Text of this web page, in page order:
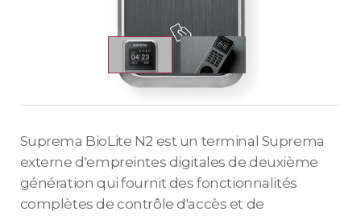
Suprema BioLite N2 est un terminal Suprema
externe d'empreintes digitales de deuxième
génération qui fournit des fonctionnalités
complètes de contrôle d'accès et de